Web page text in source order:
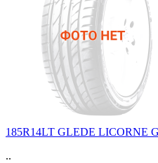
185R14LT GLEDE LICORNE
..